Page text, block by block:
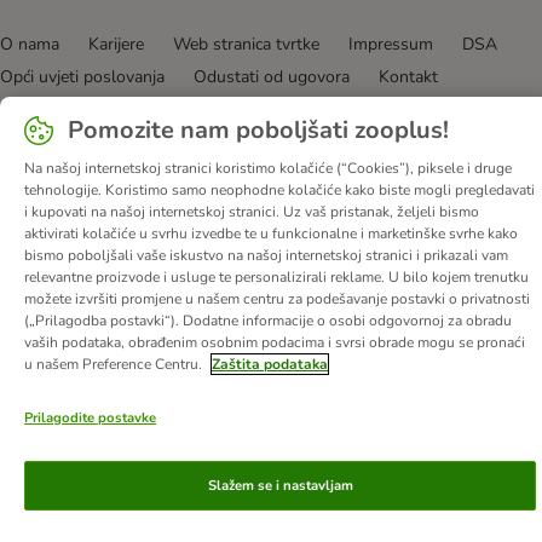
O nama Karijere Web stranica tvrtke Impressum
DSA
Opći uvjeti poslovanja
Odustati od ugovora
Kontakt
Troškovi slanja i vrijeme dostave
Propisi o uklanjanju otpada
Zaštita podataka
Izjava o pristupačnosti
© zooplus SE 2026
Pomozite nam poboljšati zooplus!
Na našoj internetskoj stranici koristimo kolačiće (“Cookies”), piksele i druge
tehnologije. Koristimo samo neophodne kolačiće kako biste mogli pregledavati
i kupovati na našoj internetskoj stranici. Uz vaš pristanak, željeli bismo
aktivirati kolačiće u svrhu izvedbe te u funkcionalne i marketinške svrhe kako
bismo poboljšali vaše iskustvo na našoj internetskoj stranici i prikazali vam
relevantne proizvode i usluge te personalizirali reklame. U bilo kojem trenutku
možete izvršiti promjene u našem centru za podešavanje postavki o privatnosti
(„Prilagodba postavki“). Dodatne informacije o osobi odgovornoj za obradu
vaših podataka, obrađenim osobnim podacima i svrsi obrade mogu se pronaći
u našem Preference Centru. Zaštita podataka
Prilagodite postavke
Slažem se i nastavljam